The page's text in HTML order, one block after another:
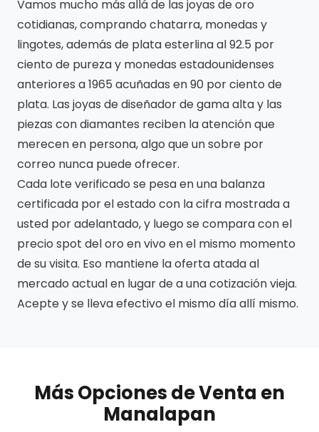
Vamos mucho más allá de las joyas de oro
cotidianas, comprando chatarra, monedas y
lingotes, además de plata esterlina al 92.5 por
ciento de pureza y monedas estadounidenses
anteriores a 1965 acuñadas en 90 por ciento de
plata. Las joyas de diseñador de gama alta y las
piezas con diamantes reciben la atención que
merecen en persona, algo que un sobre por
correo nunca puede ofrecer.
Cada lote verificado se pesa en una balanza
certificada por el estado con la cifra mostrada a
usted por adelantado, y luego se compara con el
precio spot del oro en vivo en el mismo momento
de su visita. Eso mantiene la oferta atada al
mercado actual en lugar de a una cotización vieja.
Acepte y se lleva efectivo el mismo día allí mismo.
Más Opciones de Venta en
Manalapan